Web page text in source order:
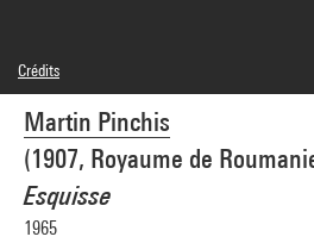
Martin Pinchis
(1907, Royaume de
Esquisse
1965
Crédits
© droits réservés
Crédit photographique : Centre Pompidou,
GrandPalaisRmn
Réf. image : 4N36417
Diffusion image :